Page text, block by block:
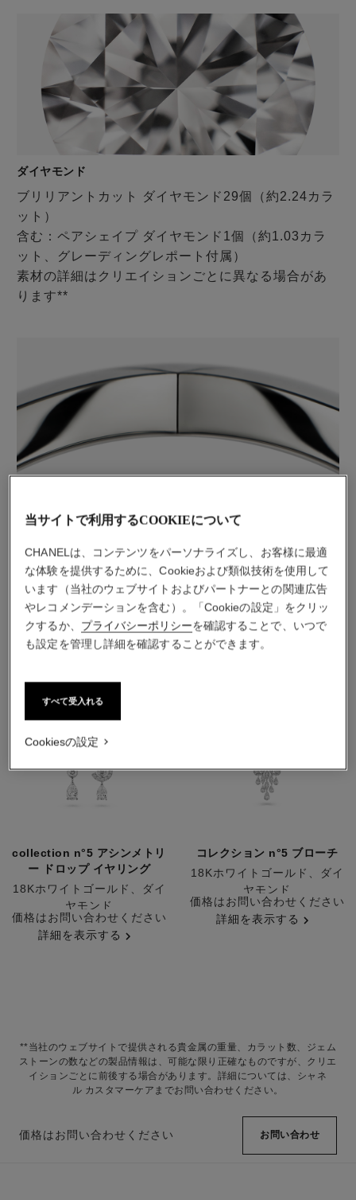
ダイヤモンド
ブリリアントカット ダイヤモンド29個（約2.24カラ
ット）
含む：ペアシェイプ ダイヤモンド1個（約1.03カラ
ット、グレーディングレポート付属）
素材の詳細はクリエイションごとに異なる場合があ
ります**
18Kホワイトゴールド
こちらもご覧ください
collection n°5 アシンメトリ
ー ドロップ イヤリング
18Kホワイトゴールド、ダイ
ヤモンド
参照番号J64258
価格はお問い合わせください
詳細を表示する
コレクション n°5 ブローチ
18Kホワイトゴールド、ダイ
ヤモンド
参照番号J64301
価格はお問い合わせください
詳細を表示する
**当社のウェブサイトで提供される貴金属の重量、カラット数、ジェム
ストーンの数などの製品情報は、可能な限り正確なものですが、クリエ
イションごとに前後する場合があります。詳細については、シャネ
ル カスタマーケアまでお問い合わせください。
価格はお問い合わせください お問い合わせ
当サイトで利用するCOOKIEについて
CHANELは、コンテンツをパーソナライズし、お客様に最適
な体験を提供するために、Cookieおよび類似技術を使用して
います（当社のウェブサイトおよびパートナーとの関連広告
やレコメンデーションを含む）。「Cookieの設定」をクリッ
クするか、 プライバシーポリシーを確認することで、いつで
も設定を管理し詳細を確認することができます。
すべて受入れる
Cookiesの設定